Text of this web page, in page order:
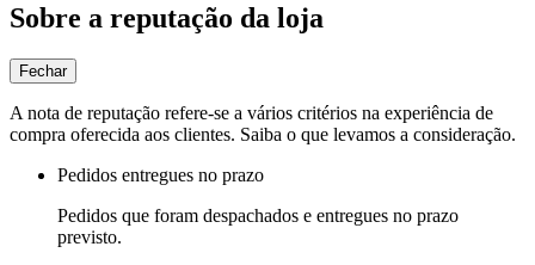
Sobre a reputação da loja
Fechar
A nota de reputação refere-se a vários critérios na experiência de
compra oferecida aos clientes. Saiba o que levamos a consideração.
Pedidos entregues no prazo
Pedidos que foram despachados e entregues no prazo
previsto.